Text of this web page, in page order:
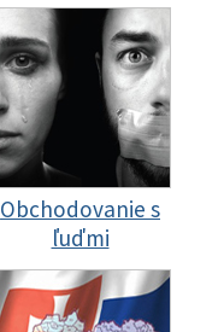
Obchodovanie s
ľuďmi